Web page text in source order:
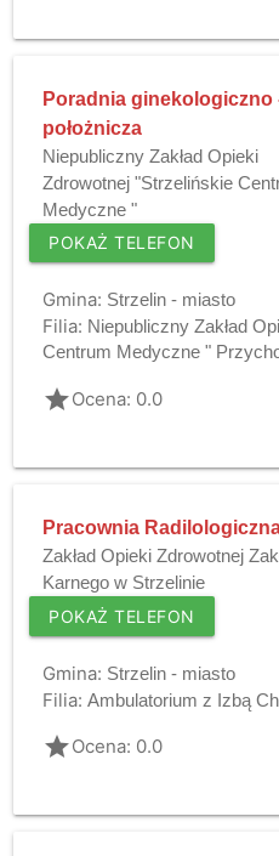
Poradnia ginekologiczno
położnicza
Niepubliczny Zakład Opieki
Zdrowotnej "Strzelińskie
Medyczne "
POKAŻ TELEFON
Gmina: Strzelin - miasto
Filia: Niepubliczny Zakład
Centrum Medyczne "
gradeOcena: 0.0
Pracownia
Zakład Opieki Zdrowotnej
Karnego w Strzelinie
POKAŻ TELEFON
Gmina: Strzelin - miasto
Filia: Ambulatorium z Izbą
gradeOcena: 0.0